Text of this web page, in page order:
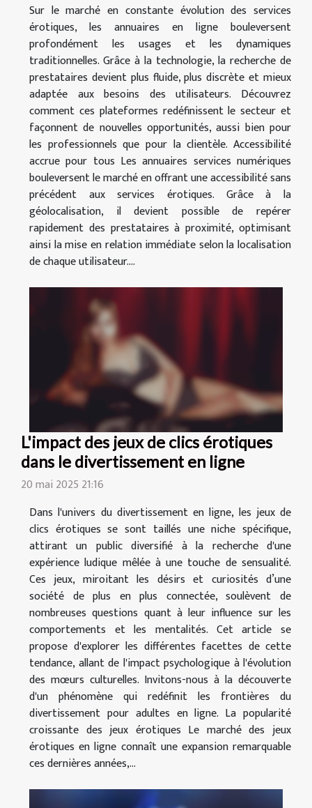
Sur le marché en constante évolution des services
érotiques, les annuaires en ligne bouleversent
profondément les usages et les dynamiques
traditionnelles. Grâce à la technologie, la recherche de
prestataires devient plus fluide, plus discrète et mieux
adaptée aux besoins des utilisateurs. Découvrez
comment ces plateformes redéfinissent le secteur et
façonnent de nouvelles opportunités, aussi bien pour
les professionnels que pour la clientèle. Accessibilité
accrue pour tous Les annuaires services numériques
bouleversent le marché en offrant une accessibilité sans
précédent aux services érotiques. Grâce à la
géolocalisation, il devient possible de repérer
rapidement des prestataires à proximité, optimisant
ainsi la mise en relation immédiate selon la localisation
de chaque utilisateur....
L'impact des jeux de clics érotiques
dans le divertissement en ligne
20 mai 2025 21:16
Dans l'univers du divertissement en ligne, les jeux de
clics érotiques se sont taillés une niche spécifique,
attirant un public diversifié à la recherche d'une
expérience ludique mêlée à une touche de sensualité.
Ces jeux, miroitant les désirs et curiosités d’une
société de plus en plus connectée, soulèvent de
nombreuses questions quant à leur influence sur les
comportements et les mentalités. Cet article se
propose d'explorer les différentes facettes de cette
tendance, allant de l'impact psychologique à l'évolution
des mœurs culturelles. Invitons-nous à la découverte
d'un phénomène qui redéfinit les frontières du
divertissement pour adultes en ligne. La popularité
croissante des jeux érotiques Le marché des jeux
érotiques en ligne connaît une expansion remarquable
ces dernières années,...